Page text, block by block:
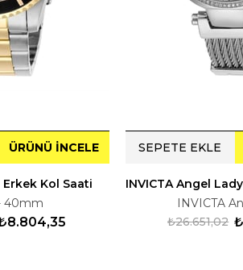
Erkek Kol Saati
40mm
ÜRÜNÜ İNCELE
INVICTA
₺26.651,02
SEPETE EKLE